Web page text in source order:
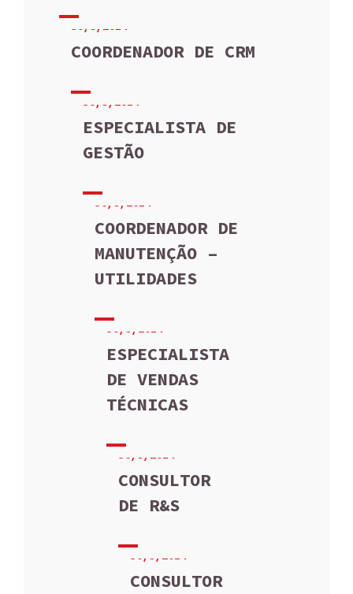
30/9/2014
COORDENADOR DE CRM
30/9/2014
ESPECIALISTA DE
GESTÃO
30/9/2014
COORDENADOR DE
MANUTENÇÃO –
UTILIDADES
30/9/2014
ESPECIALISTA
DE VENDAS
TÉCNICAS
30/9/2014
CONSULTOR
DE R&S
30/9/2014
CONSULTOR